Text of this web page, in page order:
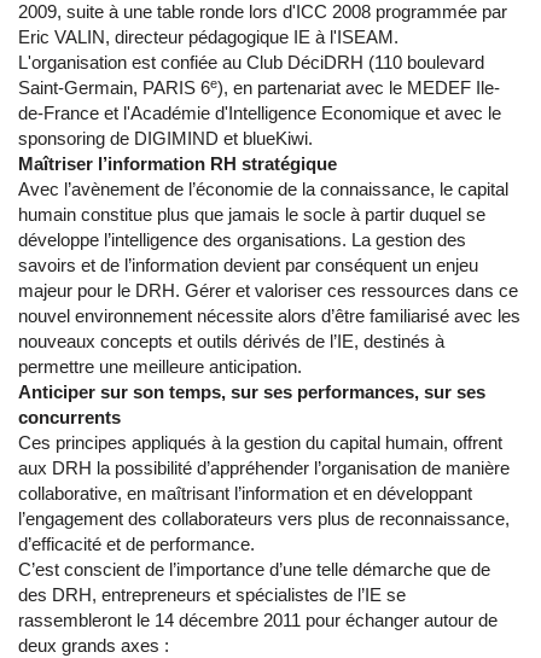
2009, suite à une table ronde lors d'ICC 2008 programmée par
Eric VALIN, directeur pédagogique IE à l'ISEAM.
L'organisation est confiée au Club DéciDRH (110 boulevard
Saint-Germain, PARIS 6e), en partenariat avec le MEDEF Ile-
de-France et l'Académie d'Intelligence Economique et avec le
sponsoring de DIGIMIND et blueKiwi.
Maîtriser l’information RH stratégique
Avec l’avènement de l’économie de la connaissance, le capital
humain constitue plus que jamais le socle à partir duquel se
développe l’intelligence des organisations. La gestion des
savoirs et de l’information devient par conséquent un enjeu
majeur pour le DRH. Gérer et valoriser ces ressources dans ce
nouvel environnement nécessite alors d’être familiarisé avec les
nouveaux concepts et outils dérivés de l’IE, destinés à
permettre une meilleure anticipation.
Anticiper sur son temps, sur ses performances, sur ses
concurrents
Ces principes appliqués à la gestion du capital humain, offrent
aux DRH la possibilité d’appréhender l’organisation de manière
collaborative, en maîtrisant l’information et en développant
l’engagement des collaborateurs vers plus de reconnaissance,
d’efficacité et de performance.
C’est conscient de l’importance d’une telle démarche que de
des DRH, entrepreneurs et spécialistes de l’IE se
rassembleront le 14 décembre 2011 pour échanger autour de
deux grands axes :